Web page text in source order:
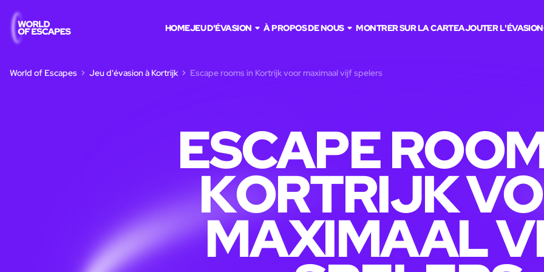
HOMEJEU D'ÉVASION À PROPOS DE NOUS MONTRER SUR LA CARTEAJOUTER L'ÉVASION
World of Escapes Jeu d'évasion à Kortrijk Escape rooms in Kortrijk voor maximaal vijf spelers
ESCAPE
KORTRIJK
MAXIMAAL